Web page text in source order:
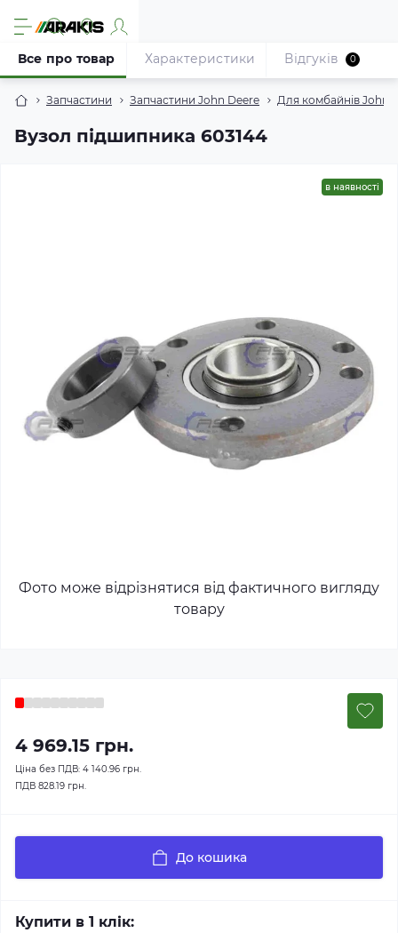
Запчастини Запчастини John Deere Для комбайнів John
Вузол підшипника 603144
Все про товар Характеристики Відгуків 0
в наявності
Фото може відрізнятися від фактичного вигляду
товару
4 969.15 грн.
Ціна без ПДВ: 4 140.96 грн.
ПДВ 828.19 грн.
До кошика
Купити в 1 клік: